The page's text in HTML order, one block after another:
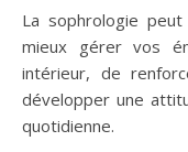
La sophrologie peut vous aider en vous permettant de
mieux gérer vos
intérieur, de
développer une
quotidienne.